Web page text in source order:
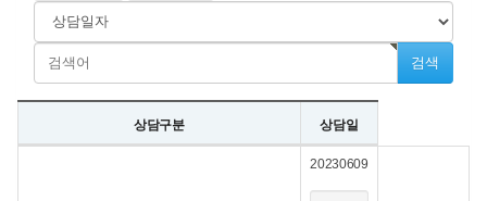
검색
상담구분 상담일
20230609